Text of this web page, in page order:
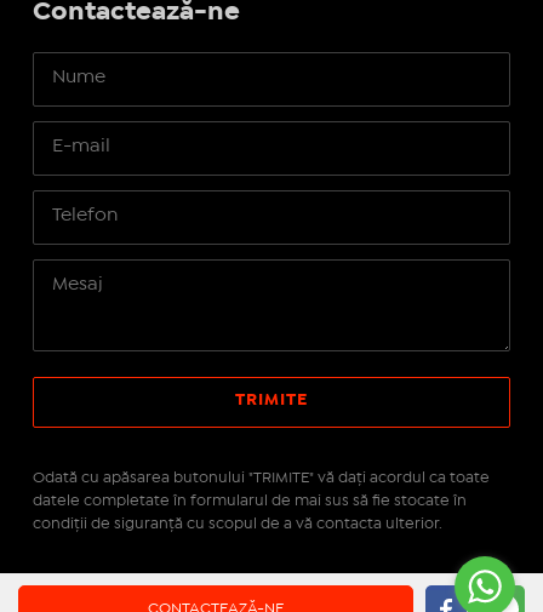
CONTACTEAZĂ-NE
Contactează-ne
Odată cu apăsarea butonului "TRIMITE" vă daţi acordul ca toate
datele completate în formularul de mai sus să fie stocate în
condiţii de siguranţă cu scopul de a vă contacta ulterior.
IMOPEDIA.ro - Anunțuri